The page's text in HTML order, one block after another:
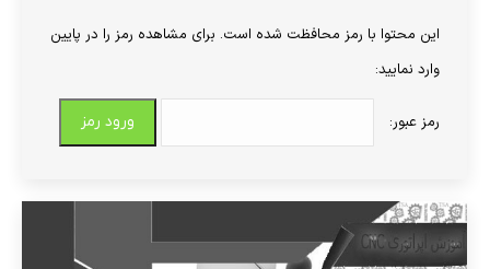
این محتوا با رمز محافظت شده است. برای مشاهده رمز را در پایین
وارد نمایید:
رمز عبور: